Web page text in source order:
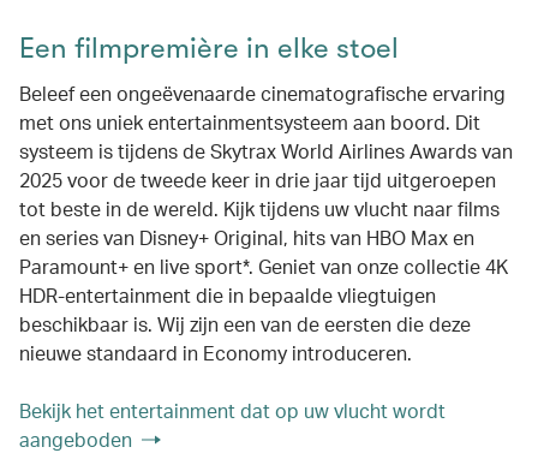
Een filmpremière in elke stoel
Beleef een ongeëvenaarde cinematografische ervaring
met ons uniek entertainmentsysteem aan boord. Dit
systeem is tijdens de Skytrax World Airlines Awards van
2025 voor de tweede keer in drie jaar tijd uitgeroepen
tot beste in de wereld. Kijk tijdens uw vlucht naar films
en series van Disney+ Original, hits van HBO Max en
Paramount+ en live sport*. Geniet van onze collectie 4K
HDR-entertainment die in bepaalde vliegtuigen
beschikbaar is. Wij zijn een van de eersten die deze
nieuwe standaard in Economy introduceren.
Bekijk het entertainment dat op uw vlucht wordt
aangeboden